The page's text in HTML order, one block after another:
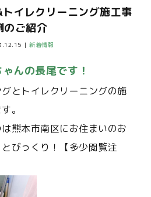
イレクリーニング施工事
のご紹介
新着情報
んの長尾です！
とトイレクリーニングの施
。
熊本市南区にお住まいのお
びっくり！【多少閲覧注